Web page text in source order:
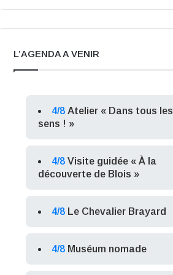
L’AGENDA A VENIR
4/8 Atelier « Dans tous les
sens ! »
4/8 Visite guidée « À la
découverte de Blois »
4/8 Le Chevalier Brayard
4/8 Muséum nomade